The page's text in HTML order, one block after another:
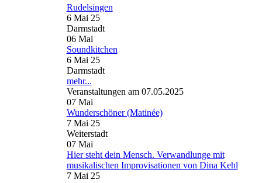
Rudelsingen
6 Mai 25
Darmstadt
06 Mai
Soundkitchen
6 Mai 25
Darmstadt
mehr...
Veranstaltungen am 07.05.2025
07 Mai
Wunderschöner (Matinée)
7 Mai 25
Weiterstadt
07 Mai
Hier steht dein Mensch. Verwandlunge mit
musikalischen Improvisationen von Dina Kehl
7 Mai 25